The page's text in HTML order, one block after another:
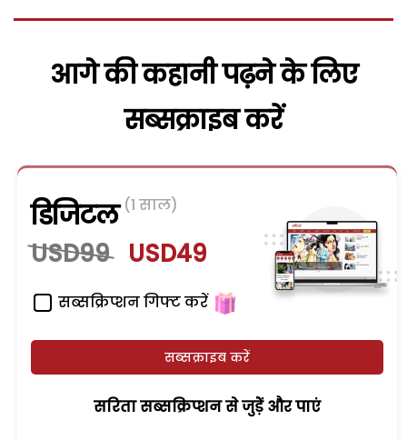
आगे की कहानी पढ़ने के लिए
सब्सक्राइब करें
डिजिटल (1 साल)
USD99 USD49
सब्सक्रिप्शन गिफ्ट करें
सब्सक्राइब करें
सरिता सब्सक्रिप्शन से जुड़ेें और पाएं